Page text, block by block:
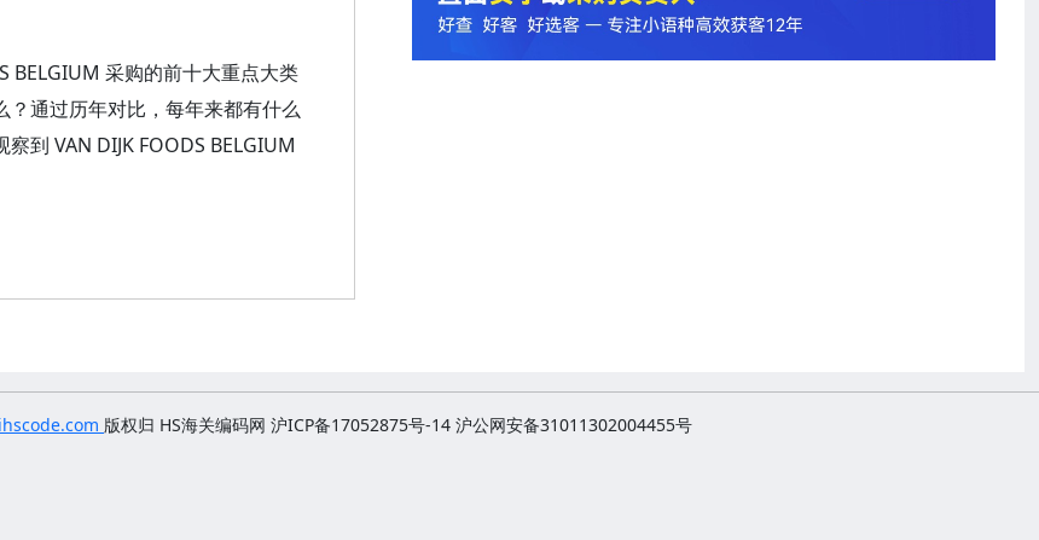
BELGIUM 采购的前十大重点大类
通过历年对比，每年来都有什么
到 VAN DIJK FOODS BELGIUM
版权归 HS海关编码网 沪ICP备17052875号-14 沪公网安备31011302004455号